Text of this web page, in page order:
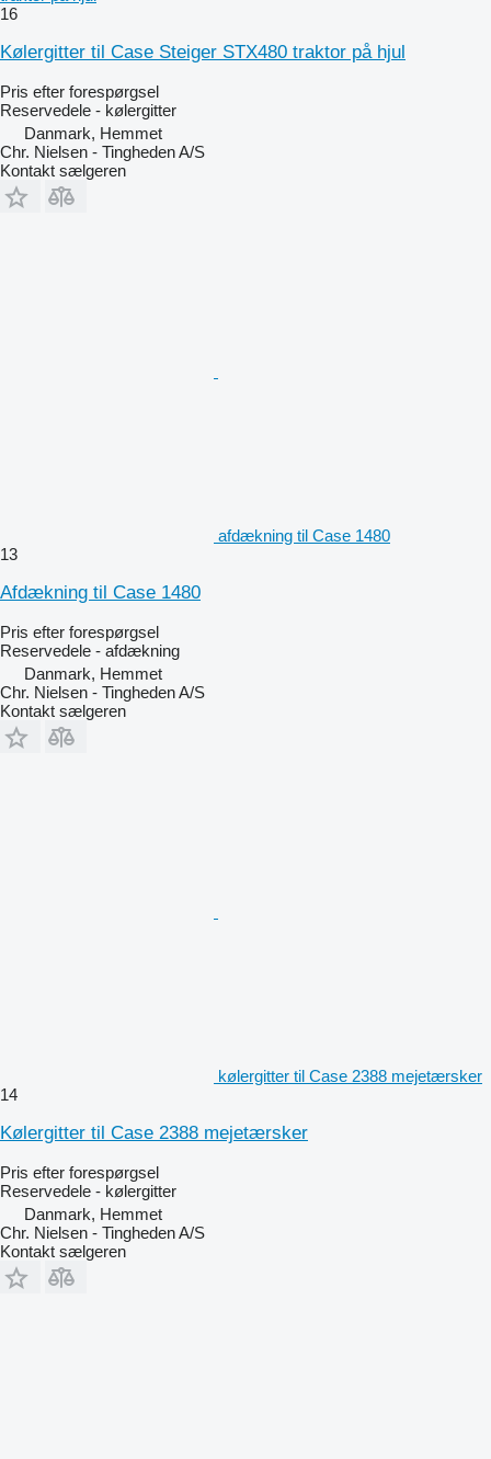
16
Kølergitter til Case Steiger STX480 traktor på hjul
Pris efter forespørgsel
Reservedele - kølergitter
Danmark, Hemmet
Chr. Nielsen - Tingheden A/S
Kontakt sælgeren
afdækning til Case 1480
13
Afdækning til Case 1480
Pris efter forespørgsel
Reservedele - afdækning
Danmark, Hemmet
Chr. Nielsen - Tingheden A/S
Kontakt sælgeren
kølergitter til Case 2388 mejetærsker
14
Kølergitter til Case 2388 mejetærsker
Pris efter forespørgsel
Reservedele - kølergitter
Danmark, Hemmet
Chr. Nielsen - Tingheden A/S
Kontakt sælgeren